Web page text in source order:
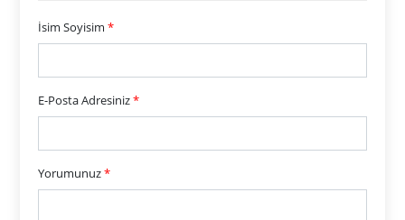
İsim Soyisim*
E-Posta Adresiniz*
Yorumunuz*